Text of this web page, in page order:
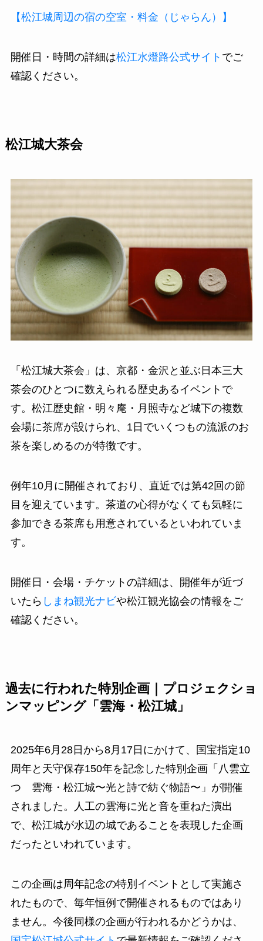
【松江城周辺の宿の空室・料金（じゃらん）】
開催日・時間の詳細は松江水燈路公式サイト でご
確認ください。
松江城大茶会
「松江城大茶会」は、京都・金沢と並ぶ日本三大
茶会のひとつに数えられる歴史あるイベントで
す。松江歴史館・明々庵・月照寺など城下の複数
会場に茶席が設けられ、1日でいくつもの流派のお
茶を楽しめるのが特徴です。
例年10月に開催されており、直近では第42回の節
目を迎えています。茶道の心得がなくても気軽に
参加できる茶席も用意されているといわれていま
す。
開催日・会場・チケットの詳細は、開催年が近づ
いたら しまね観光ナビや松江観光協会の情報をご
確認ください。
過去に行われた特別企画｜プロジェクショ
ンマッピング「雲海・松江城」
2025年6月28日から8月17日にかけて、国宝指定10
周年と天守保存150年を記念した特別企画「八雲立
つ 雲海・松江城〜光と詩で紡ぐ物語〜」が開催
されました。人工の雲海に光と音を重ねた演出
で、松江城が水辺の城であることを表現した企画
だったといわれています。
この企画は周年記念の特別イベントとして実施さ
れたもので、毎年恒例で開催されるものではあり
ません。今後同様の企画が行われるかどうかは、